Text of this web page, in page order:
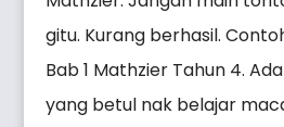
gitu. Kurang berhasil.
Bab 1 Mathzier Tahun 4.
yang betul nak belajar